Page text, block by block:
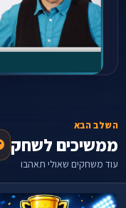
השלב הבא
ממשיכים לשחק
עוד משחקים שאולי תאהבו